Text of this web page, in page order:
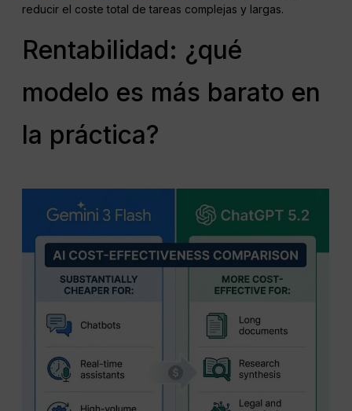
reducir el coste total de tareas complejas y largas.
Rentabilidad: ¿qué
modelo es más barato en
la práctica?